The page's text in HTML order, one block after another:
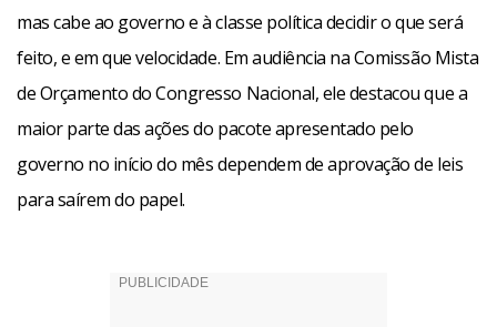
mas cabe ao governo e à classe política decidir o que será
feito, e em que velocidade. Em audiência na Comissão Mista
de Orçamento do Congresso Nacional, ele destacou que a
maior parte das ações do pacote apresentado pelo
governo no início do mês dependem de aprovação de leis
para saírem do papel.